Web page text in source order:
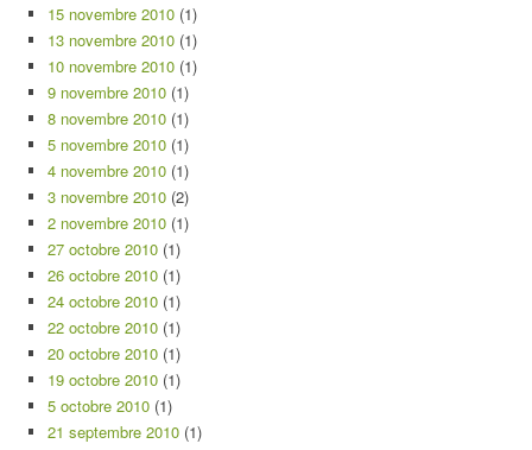
15 novembre 2010 (1)
13 novembre 2010 (1)
10 novembre 2010 (1)
9 novembre 2010 (1)
8 novembre 2010 (1)
5 novembre 2010 (1)
4 novembre 2010 (1)
3 novembre 2010 (2)
2 novembre 2010 (1)
27 octobre 2010 (1)
26 octobre 2010 (1)
24 octobre 2010 (1)
22 octobre 2010 (1)
20 octobre 2010 (1)
19 octobre 2010 (1)
5 octobre 2010 (1)
21 septembre 2010 (1)